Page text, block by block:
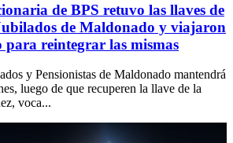
de BPS retuvo las llaves de
de Maldonado y viajaron
para reintegrar las mismas
y Pensionistas de Maldonado mantendrá
luego de que recuperen la llave de la
voca...